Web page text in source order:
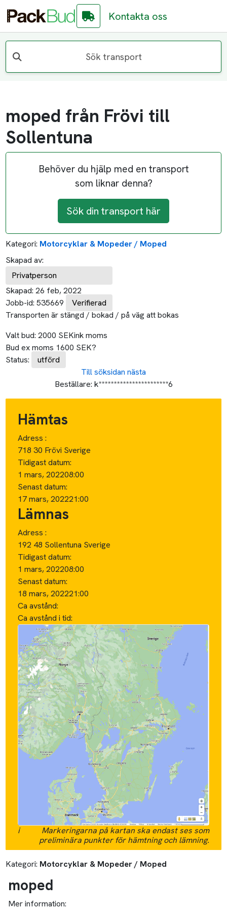
Kontakta oss
Sök transport
moped från Frövi till
Sollentuna
Behöver du hjälp med en transport
som liknar denna?
Sök din transport här
Kategori: Motorcyklar & Mopeder / Moped
Skapad av:
Privatperson
Skapad: 26 feb, 2022
Jobb-id: 535669
Verifierad
Transporten är stängd / bokad / på väg att bokas
Valt bud: 2000 SEKink moms
Bud ex moms 1600 SEK?
Status:
utförd
Till söksidan nästa
Beställare: k***********************6
Hämtas
Adress :
718 30 Frövi Sverige
Tidigast datum:
1 mars, 202208:00
Senast datum:
17 mars, 202221:00
Lämnas
Adress :
192 48 Sollentuna Sverige
Tidigast datum:
1 mars, 202208:00
Senast datum:
18 mars, 202221:00
Ca avstånd:
Ca avstånd i tid:
i
Markeringarna på kartan ska endast ses som
preliminära punkter för hämtning och lämning.
Kategori: Motorcyklar & Mopeder / Moped
moped
Mer information: